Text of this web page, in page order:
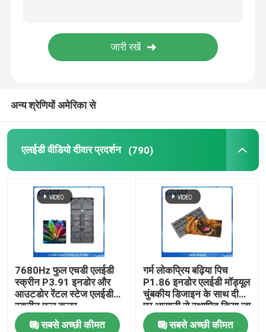
एलईडी पिक्सेल रोशनी
एलईडी लचीला प्रदर्शन
आउटडोर एलईडी ट्यूब
अन्य श्रेणियों अमेरिका से
एलईडी वीडियो दीवार प्रदर्शन (790)
7680Hz फुल एचडी एलईडी
स्क्रीन P3.91 इनडोर और
आउटडोर रेंटल स्टेज एलईडी
स्क्रीन फुल कलर
सबसे अच्छी कीमत
गर्म लोकप्रिय बढ़िया पिच
P1.86 इनडोर एलईडी मॉड्यूल
चुंबकीय डिजाइन के साथ दीवार
पर आसानी से स्थापित किया जा
सकता है
सबसे अच्छी कीमत